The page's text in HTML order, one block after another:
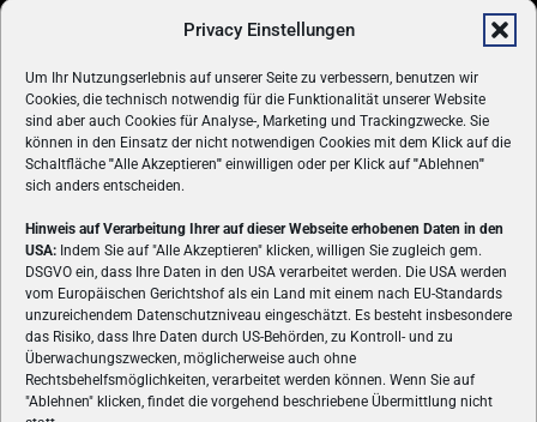
Privacy Einstellungen
Um Ihr Nutzungserlebnis auf unserer Seite zu verbessern, benutzen wir
Cookies, die technisch notwendig für die Funktionalität unserer Website
sind aber auch Cookies für Analyse-, Marketing und Trackingzwecke. Sie
können in den Einsatz der nicht notwendigen Cookies mit dem Klick auf die
Schaltfläche "Alle Akzeptieren" einwilligen oder per Klick auf"Ablehnen"
sich anders entscheiden.
Hinweis auf Verarbeitung Ihrer auf dieser Webseite erhobenen Daten in den
USA: Indem Sie auf "Alle Akzeptieren" klicken, willigen Sie zugleich gem.
DSGVO ein, dass Ihre Daten in den USA verarbeitet werden. Die USA werden
vom Europäischen Gerichtshof als ein Land mit einem nach EU-Standards
unzureichendem Datenschutzniveau eingeschätzt. Es besteht insbesondere
das Risiko, dass Ihre Daten durch US-Behörden, zu Kontroll- und zu
Überwachungszwecken, möglicherweise auch ohne
Rechtsbehelfsmöglichkeiten, verarbeitet werden können. Wenn Sie auf
"Ablehnen" klicken, findet die vorgehend beschriebene Übermittlung nicht
ÜBER UNS
VON GAMERN, FÜR GAMER! Gamers.at ist das älteste Online-
Spielemagazin Österreichs und bringt täglich aktuelle News,
Reviews und Videos zu PC- und Konsolenspielen, Gaming-
Hardware und aus der Welt des e-Sport's.